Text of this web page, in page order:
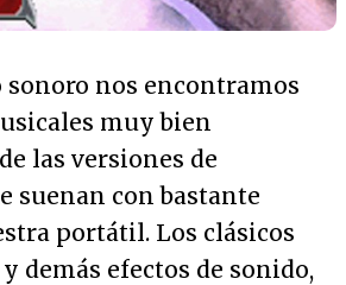
sonoro nos encontramos
muy bien
las versiones de
suenan con bastante
portátil. Los clásicos
demás efectos de sonido,